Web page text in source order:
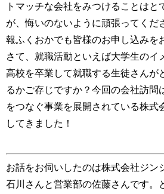
トマッチな会社をみつけることはと
が、悔いのないように頑張ってくだ
報ふくおかでも皆様のお申し込みを
さて、就職活動といえば大学生のイ
高校を卒業して就職する生徒さんが
るかご存じですか？今回の会社訪問
をつなぐ事業を展開されている株式
してきました！
お話をお伺いしたのは株式会社ジン
石川さんと営業部の佐藤さんです。